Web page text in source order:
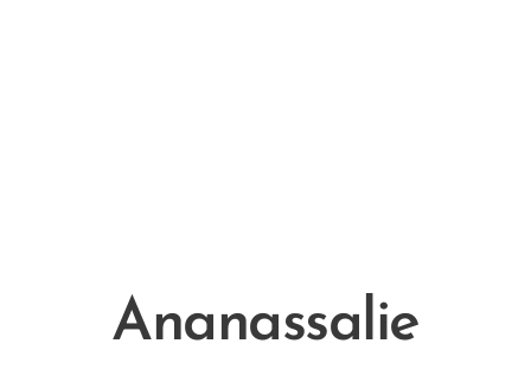
Ananassalie